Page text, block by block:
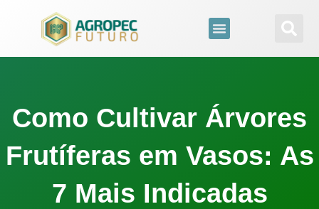
conteúdo
Como Cultivar Árvores
Frutíferas em Vasos: As
7 Mais Indicadas